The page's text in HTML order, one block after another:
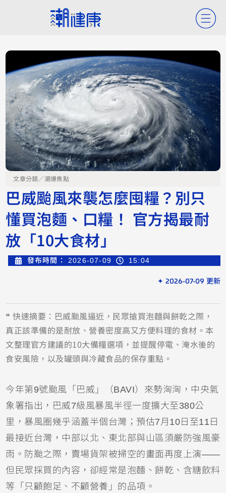
文章分類／潮爆焦點
巴威颱風來襲怎麼囤糧？別只
懂買泡麵、口糧！ 官方揭最耐
放「10大食材」
發布時間： 2026-07-09 15:04
✦ 2026-07-09 更新
❝ 快速摘要：巴威颱風逼近，民眾搶買泡麵與餅乾之際，
真正該準備的是耐放、營養密度高又方便料理的食材。本
文整理官方建議的10大備糧選項，並提醒停電、淹水後的
食安風險，以及罐頭與冷藏食品的保存重點。
今年第9號颱風「巴威」（BAVI）來勢洶洶，中央氣
象署指出，巴威7級風暴風半徑一度擴大至380公
里，暴風圈幾乎涵蓋半個台灣；預估7月10日至11日
最接近台灣，中部以北、東北部與山區須嚴防強風豪
雨。防颱之際，賣場貨架被掃空的畫面再度上演——
但民眾採買的內容，卻經常是泡麵、餅乾、含糖飲料
等「只顧飽足、不顧營養」的品項。